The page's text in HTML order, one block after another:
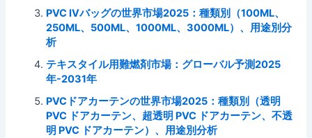
PVC IVバッグの世界市場2025：種類別（100ML、
250ML、500ML、1000ML、3000ML）、用途別分
析
テキスタイル用難燃剤市場：グローバル予測2025
年-2031年
PVCドアカーテンの世界市場2025：種類別（透明
PVC ドアカーテン、超透明 PVC ドアカーテン、不透
明 PVC ドアカーテン）、用途別分析